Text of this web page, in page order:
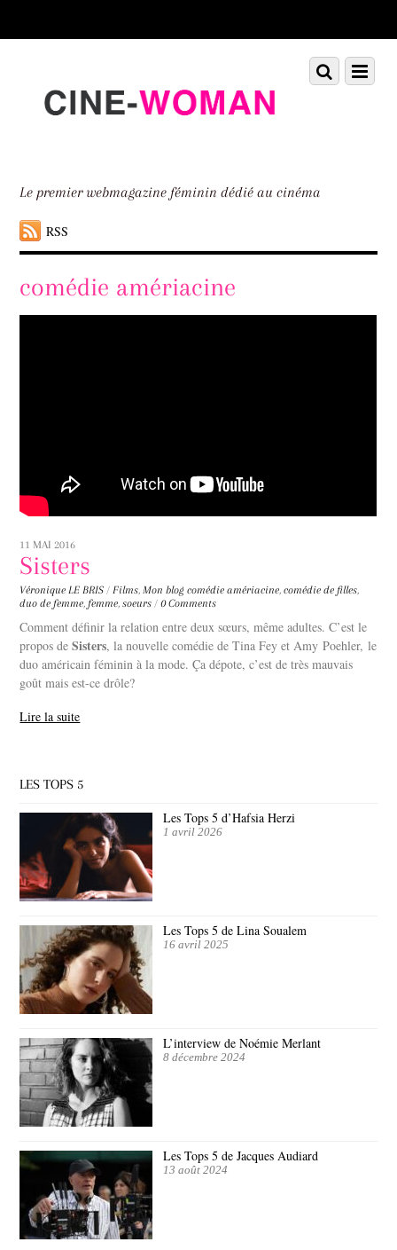
down
Le premier webmagazine féminin dédié au cinéma
RSS
Menu
Scroll
down
comédie amériacine
11 MAI 2016
Sisters
Véronique LE BRIS / Films,Mon blog comédie amériacine,comédie de filles,
duo de femme, femme,soeurs / 0 Comments
Comment définir la relation entre deux sœurs, même adultes. C’est le
propos deSisters, la nouvelle comédie de Tina Fey et Amy Poehler, le
duo américain féminin à la mode. Ça dépote, c’est de très mauvais
goût mais est-ce drôle?
Lire la suite
LES TOPS 5
Les Tops 5 d’Hafsia Herzi
1 avril 2026
Les Tops 5 de Lina Soualem
16 avril 2025
L’interview de Noémie Merlant
8 décembre 2024
Les Tops 5 de Jacques Audiard
13 août 2024